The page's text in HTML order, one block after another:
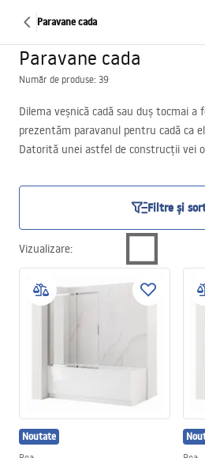
Paravane cada
Paravane cada
Număr de produse: 39
Dilema veșnică cadă sau duș tocmai a
prezentăm paravanul pentru cadă ca
Datorită unei astfel de construcții vei
apă. Panoul din sticlă pentru cadă
transformare rapidă și eficientă a băii.
acolo unde încăperea are dimensiuni
Filtre și
Vizualizare:
Noutate